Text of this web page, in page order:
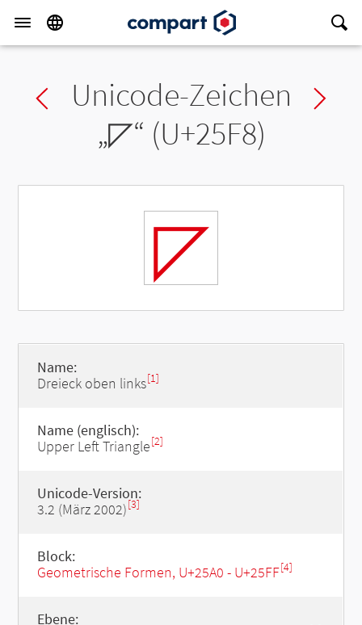
Previous char
Unicode-Zeichen
„◸“ (U+25F8)
◸
Name:
Dreieck oben links[1]
Name (englisch):
Upper Left Triangle[2]
Unicode-Version:
3.2 (März 2002)[3]
Block:
Geometrische Formen, U+25A0 - U+25FF[4]
Ebene: